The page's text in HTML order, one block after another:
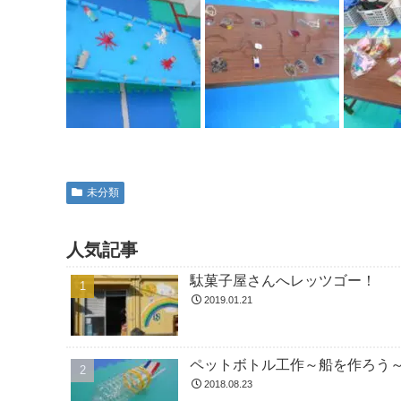
未分類
人気記事
駄菓子屋さんへレッツゴー！
2019.01.21
ペットボトル工作～船を作ろう
2018.08.23